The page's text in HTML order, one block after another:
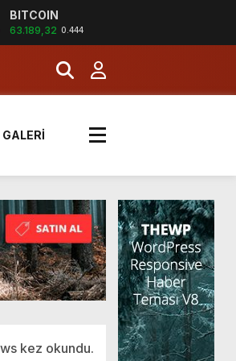
BITCOIN
63.189,32 0.444
kez okundu.